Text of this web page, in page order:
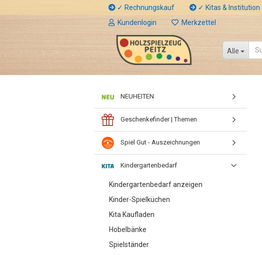
✓ Rechnungskauf ✓ Kitas & Institution
Kundenlogin
Merkzettel
Alle
NEUHEITEN
Geschenkefinder | Themen
Spiel Gut - Auszeichnungen
Kindergartenbedarf
Kindergartenbedarf anzeigen
Kinder-Spielküchen
Kita Kaufladen
Hobelbänke
Spielständer